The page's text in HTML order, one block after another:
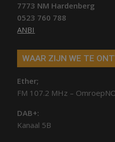
7773 NM Hardenberg
0523 760 788
ANBI
WAAR ZIJN WE TE
Ether;
FM 107.2 MHz –
DAB+:
Kanaal 5B